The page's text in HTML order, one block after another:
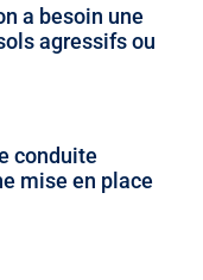
a besoin une
agressifs ou
conduite
mise en place